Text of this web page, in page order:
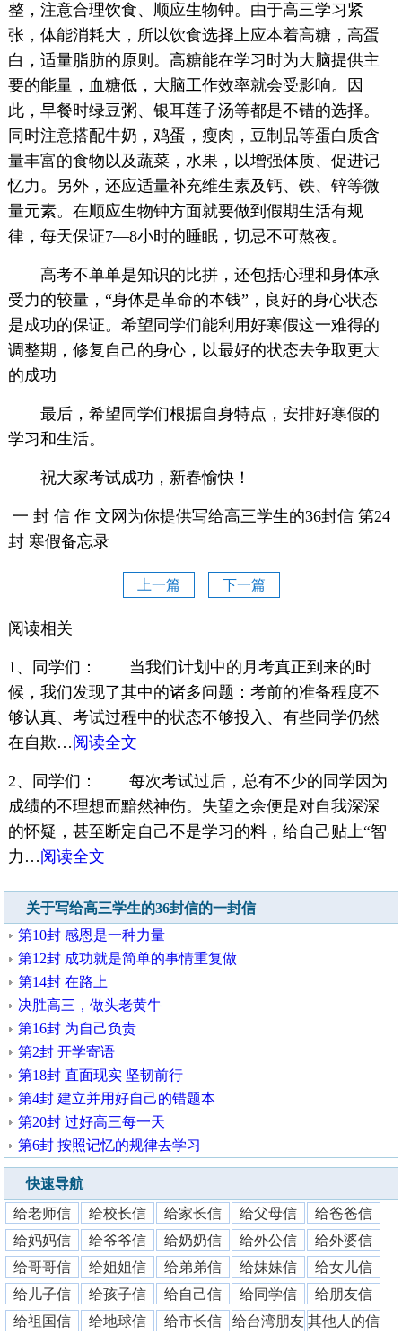
整，注意合理饮食、顺应生物钟。由于高三学习紧
张，体能消耗大，所以饮食选择上应本着高糖，高蛋
白，适量脂肪的原则。高糖能在学习时为大脑提供主
要的能量，血糖低，大脑工作效率就会受影响。因
此，早餐时绿豆粥、银耳莲子汤等都是不错的选择。
同时注意搭配牛奶，鸡蛋，瘦肉，豆制品等蛋白质含
量丰富的食物以及蔬菜，水果，以增强体质、促进记
忆力。另外，还应适量补充维生素及钙、铁、锌等微
量元素。在顺应生物钟方面就要做到假期生活有规
律，每天保证7—8小时的睡眠，切忌不可熬夜。
高考不单单是知识的比拼，还包括心理和身体承
受力的较量，“身体是革命的本钱”，良好的身心状态
是成功的保证。希望同学们能利用好寒假这一难得的
调整期，修复自己的身心，以最好的状态去争取更大
的成功
最后，希望同学们根据自身特点，安排好寒假的
学习和生活。
祝大家考试成功，新春愉快！
一 封 信 作 文网为你提供写给高三学生的36封信 第24
封 寒假备忘录
上一篇 下一篇
阅读相关
1、同学们： 当我们计划中的月考真正到来的时
候，我们发现了其中的诸多问题：考前的准备程度不
够认真、考试过程中的状态不够投入、有些同学仍然
在自欺…阅读全文
2、同学们： 每次考试过后，总有不少的同学因为
成绩的不理想而黯然神伤。失望之余便是对自我深深
的怀疑，甚至断定自己不是学习的料，给自己贴上“智
力…阅读全文
关于写给高三学生的36封信的一封信
第10封 感恩是一种力量
第12封 成功就是简单的事情重复做
第14封 在路上
决胜高三，做头老黄牛
第16封 为自己负责
第2封 开学寄语
第18封 直面现实 坚韧前行
第4封 建立并用好自己的错题本
第20封 过好高三每一天
第6封 按照记忆的规律去学习
快速导航
给老师信 给校长信 给家长信 给父母信
给爸爸信
给妈妈信
给爷爷信 给奶奶信 给外公信
给外婆信
给哥哥信
给姐姐信 给弟弟信 给妹妹信
给女儿信
给儿子信
给孩子信 给自己信 给同学信
给朋友信
给祖国信
给地球信 给市长信 给台湾朋友 其他人的信